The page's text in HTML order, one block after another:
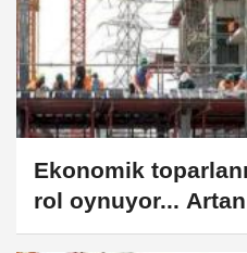
Ekonomik
rol oynuyor...
projeleri zorluyor